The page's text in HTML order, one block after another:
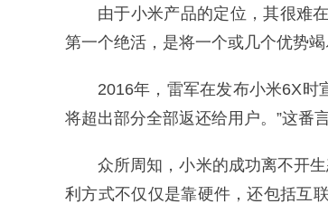
由于小米产品的定位，其很难
第一个绝活，是将一个或几个优势竭
2016年，雷军在发布小米6X时
将超出部分全部返还给用户。”这番
众所周知，小米的成功离不开
利方式不仅仅是靠硬件，还包括互